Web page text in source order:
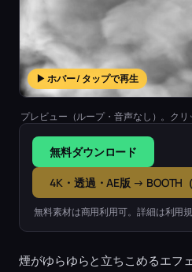
▶ ホバー / タップで再生
プレビュー（ループ・音声なし）。クリ
無料ダウンロード
4K・透過・AE版 → BOOTH
無料素材は商用利用可。詳細は利用
煙がゆらゆらと立ちこめるエフ